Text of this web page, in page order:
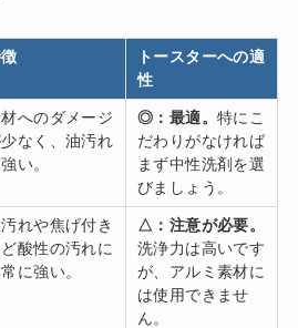
トースターへの適
性
へのダメージ
なく、油汚れ
い。
◎：最適。特にこ
だわりがなければ
まず中性洗剤を選
びましょう。
れや焦げ付き
酸性の汚れに
に強い。
△：注意が必要。
洗浄力は高いです
が、アルミ素材に
は使用できませ
ん。